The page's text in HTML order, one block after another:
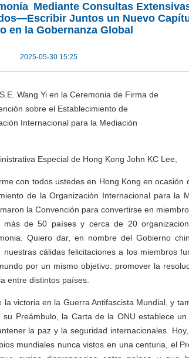
Mediante Consultas
Juntos un Nuevo
en la Gobernanza Global
2025-05-30 15:25
Wang Yi en la Ceremonia de Firma de
sobre el Establecimiento de
Internacional para la Mediación
Especial de Hong Kong John KC Lee,
con todos ustedes en Hong Kong en ocasión
de la Organización Internacional para la
la Convención para convertirse en
de 50 países y cerca de 20
Quiero dar, en nombre del Gobierno
cálidas felicitaciones a los miembros
por un mismo objetivo: promover la
entre distintos países.
victoria en la Guerra Antifascista Mundial, y
Preámbulo, la Carta de la ONU establece
la paz y la seguridad internacionales.
mundiales nunca vistos en una centuria, el